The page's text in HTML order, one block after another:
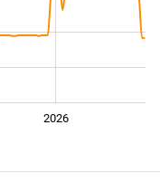
2026